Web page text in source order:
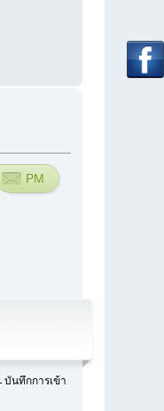
PM
บันทึกการเข้า